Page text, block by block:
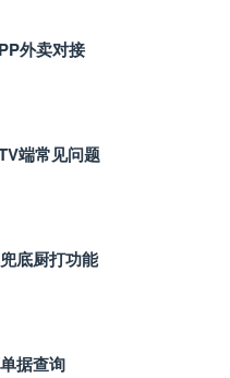
外卖对接
端常见问题
底厨打功能
据查询